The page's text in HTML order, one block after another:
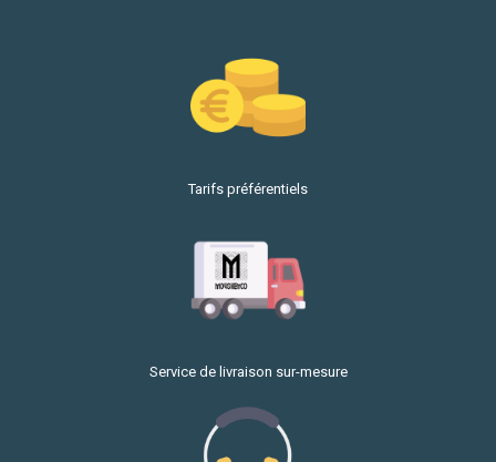
Tarifs préférentiels
Service de livraison sur-mesure